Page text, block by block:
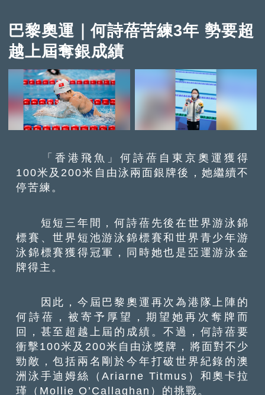
巴黎奧運｜何詩蓓苦練3年 勢要超
越上屆奪銀成績
「香港飛魚」何詩蓓自東京奧運獲得
100米及200米自由泳兩面銀牌後，她繼續不
停苦練。
短短三年間，何詩蓓先後在世界游泳錦
標賽、世界短池游泳錦標賽和世界青少年游
泳錦標賽獲得冠軍，同時她也是亞運游泳金
牌得主。
因此，今屆巴黎奧運再次為港隊上陣的
何詩蓓，被寄予厚望，期望她再次奪牌而
回，甚至超越上屆的成績。不過，何詩蓓要
衝擊100米及200米自由泳獎牌，將面對不少
勁敵，包括兩名剛於今年打破世界紀錄的澳
洲泳手迪姆絲（Ariarne Titmus）和奧卡拉
瑾（Mollie O’Callaghan）的挑戰。